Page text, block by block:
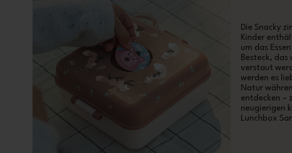
Die Snacky
Kinder
um das
Besteck, das
verstaut
werden es
Natur
entdecken –
neugierigen
Lunchbox